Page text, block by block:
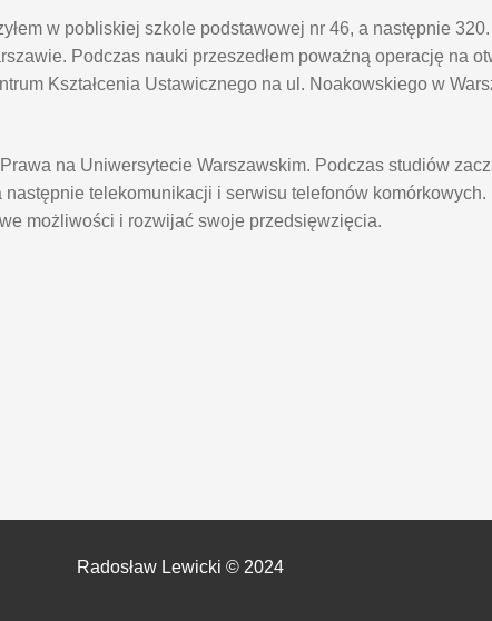
w pobliskiej szkole podstawowej nr 46, a następnie
Podczas nauki przeszedłem poważną operację na
Kształcenia Ustawicznego na ul. Noakowskiego w
na Uniwersytecie Warszawskim. Podczas studiów
telekomunikacji i serwisu telefonów
możliwości i rozwijać swoje przedsięwzięcia.
Radosław Lewicki © 2024